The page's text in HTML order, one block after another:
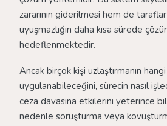
zararının giderilmesi hem de taraflar
uyuşmazlığın daha kısa sürede
hedeflenmektedir.
Ancak birçok kişi uzlaştırmanın
uygulanabileceğini, sürecin nasıl
ceza davasına etkilerini yeterince
nedenle soruşturma veya